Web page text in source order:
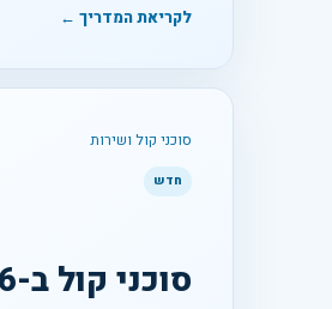
לקריאת המדריך ←
סוכני קול ושירות
חדש